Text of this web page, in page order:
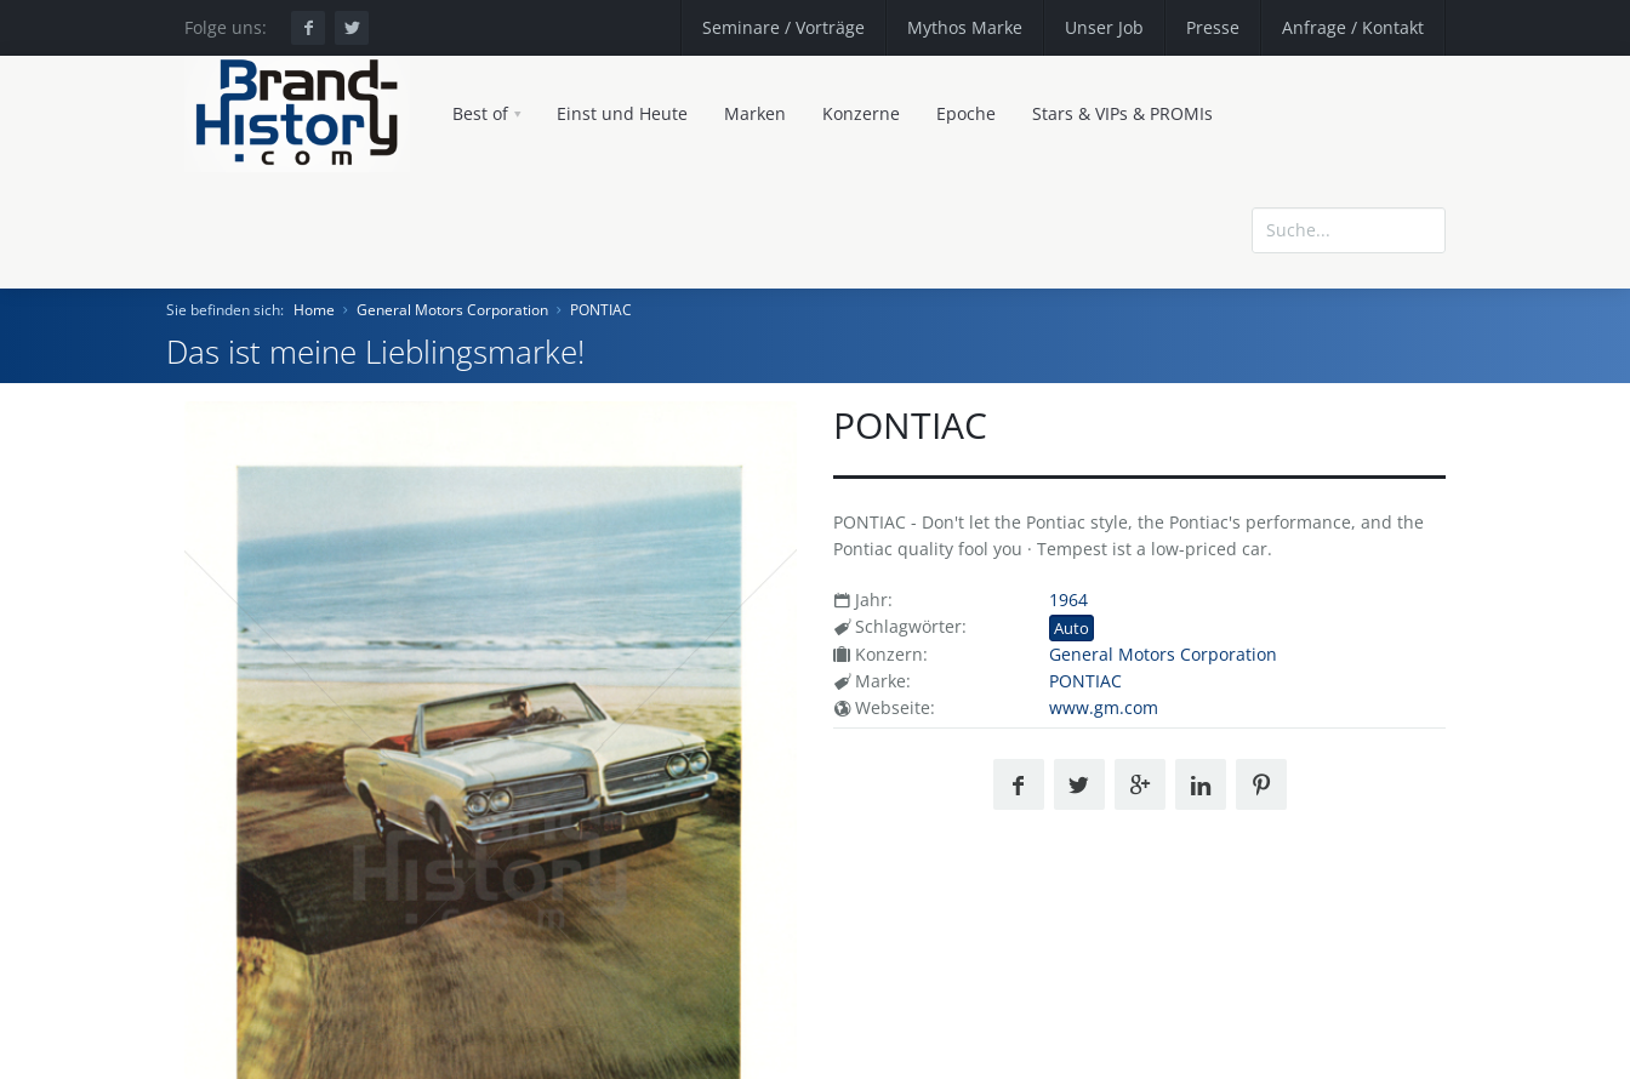
Folge uns: Seminare / Vorträge Mythos Marke Unser Job Presse Anfrage / Kontakt
Best of Einst und Heute Marken Konzerne Epoche Stars & VIPs & PROMIs
Einst und Heute
Konzerne
Epoche
Sie befinden sich: Home General Motors Corporation PONTIAC
Das ist meine Lieblingsmarke!
PONTIAC
PONTIAC - Don't let the Pontiac style, the Pontiac's performance, and the
Pontiac quality fool you · Tempest ist a low-priced car.
Jahr:
1964
Schlagwörter:
Auto
Konzern:
General Motors Corporation
Marke:
PONTIAC
Webseite:
www.gm.com